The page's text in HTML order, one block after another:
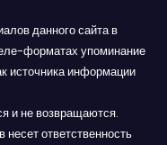
данного сайта в
форматах упоминание
источника информации
и не возвращаются.
ответственность